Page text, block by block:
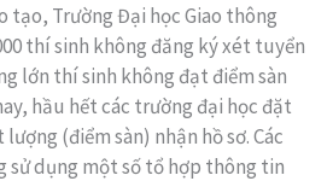
tạo, Trường Đại học Giao thông
thí sinh không đăng ký xét tuyển
lớn thí sinh không đạt điểm sàn
hầu hết các trường đại học đặt
(điểm sàn) nhận hồ sơ. Các
sử dụng một số tổ hợp thông tin